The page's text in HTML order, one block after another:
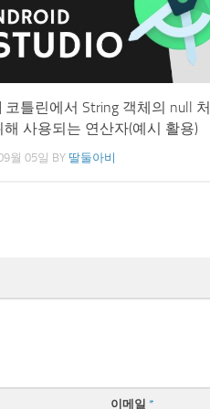
코틀린에서 String 객체의 null 처
해 사용되는 연산자(예시 활용)
월 05일 BY딸둘아비
이메일*